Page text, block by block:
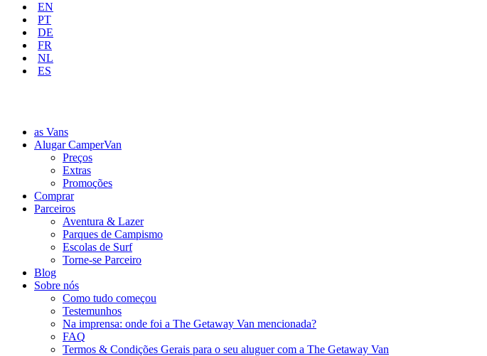
EN
PT
DE
FR
NL
ES
as Vans
Alugar CamperVan
Preços
Extras
Promoções
Comprar
Parceiros
Aventura & Lazer
Parques de Campismo
Escolas de Surf
Torne-se Parceiro
Blog
Sobre nós
Como tudo começou
Testemunhos
Na imprensa: onde foi a The Getaway Van mencionada?
FAQ
Termos & Condições Gerais para o seu aluguer com a The Getaway Van